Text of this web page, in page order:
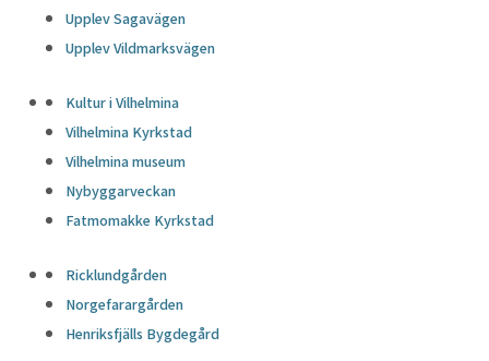
Upplev Sagavägen
Upplev Vildmarksvägen
Kultur i Vilhelmina
Vilhelmina Kyrkstad
Vilhelmina museum
Nybyggarveckan
Fatmomakke Kyrkstad
Ricklundgården
Norgefarargården
Henriksfjälls Bygdegård